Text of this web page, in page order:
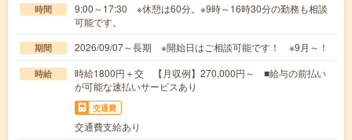
時間
9:00～17:30 ※休憩は60分。※9時～16時30分の勤務も相談
可能です。
期間 2026/09/07～長期 ※開始日はご相談可能です！ ※9月～！
時給
時給1800円＋交 【月収例】270,000円～ ■給与の前払い
が可能な速払いサービスあり
交通費
交通費支給あり